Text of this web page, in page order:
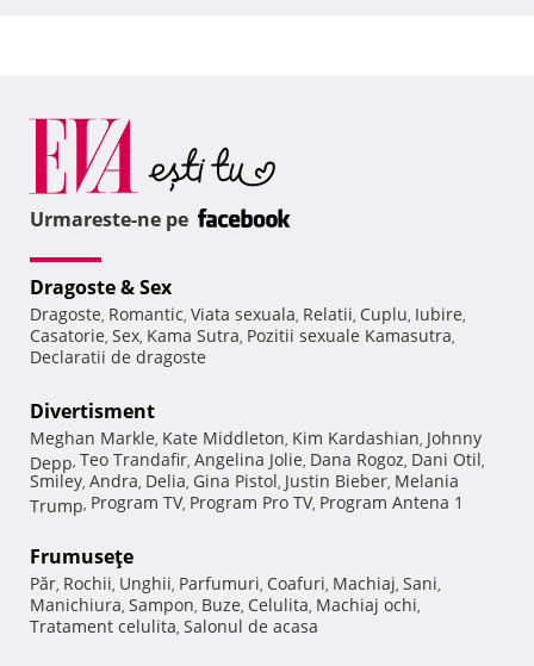
Urmareste-ne pe
Dragoste & Sex
Dragoste, Romantic, Viata sexuala, Relatii, Cuplu, Iubire,
Casatorie, Sex, Kama Sutra, Pozitii sexuale Kamasutra,
Declaratii de dragoste
Divertisment
Meghan Markle, Kate Middleton, Kim Kardashian, Johnny
Depp, Teo Trandafir, Angelina Jolie, Dana Rogoz, Dani Otil,
Smiley, Andra, Delia, Gina Pistol, Justin Bieber, Melania
Trump, Program TV, Program Pro TV, Program Antena 1
Frumuseţe
Păr, Rochii, Unghii, Parfumuri, Coafuri, Machiaj, Sani,
Manichiura, Sampon, Buze, Celulita, Machiaj ochi,
Tratament celulita, Salonul de acasa